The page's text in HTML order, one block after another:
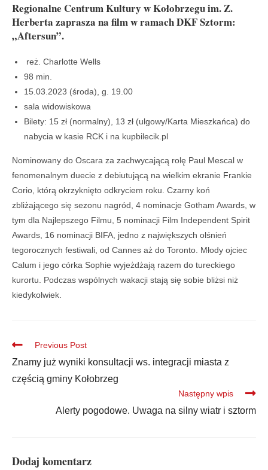
Regionalne Centrum Kultury w Kołobrzegu im. Z.
Herberta zaprasza na film w ramach DKF Sztorm:
„Aftersun”.
reż. Charlotte Wells
98 min.
15.03.2023 (środa), g. 19.00
sala widowiskowa
Bilety: 15 zł (normalny), 13 zł (ulgowy/Karta Mieszkańca) do
nabycia w kasie RCK i na kupbilecik.pl
Nominowany do Oscara za zachwycającą rolę Paul Mescal w
fenomenalnym duecie z debiutującą na wielkim ekranie Frankie
Corio, którą okrzyknięto odkryciem roku. Czarny koń
zbliżającego się sezonu nagród, 4 nominacje Gotham Awards, w
tym dla Najlepszego Filmu, 5 nominacji Film Independent Spirit
Awards, 16 nominacji BIFA, jedno z największych olśnień
tegorocznych festiwali, od Cannes aż do Toronto. Młody ojciec
Calum i jego córka Sophie wyjeżdżają razem do tureckiego
kurortu. Podczas wspólnych wakacji stają się sobie bliżsi niż
kiedykolwiek.
Previous Post
Znamy już wyniki konsultacji ws. integracji miasta z
częścią gminy Kołobrzeg
Następny wpis
Alerty pogodowe. Uwaga na silny wiatr i sztorm
Dodaj komentarz